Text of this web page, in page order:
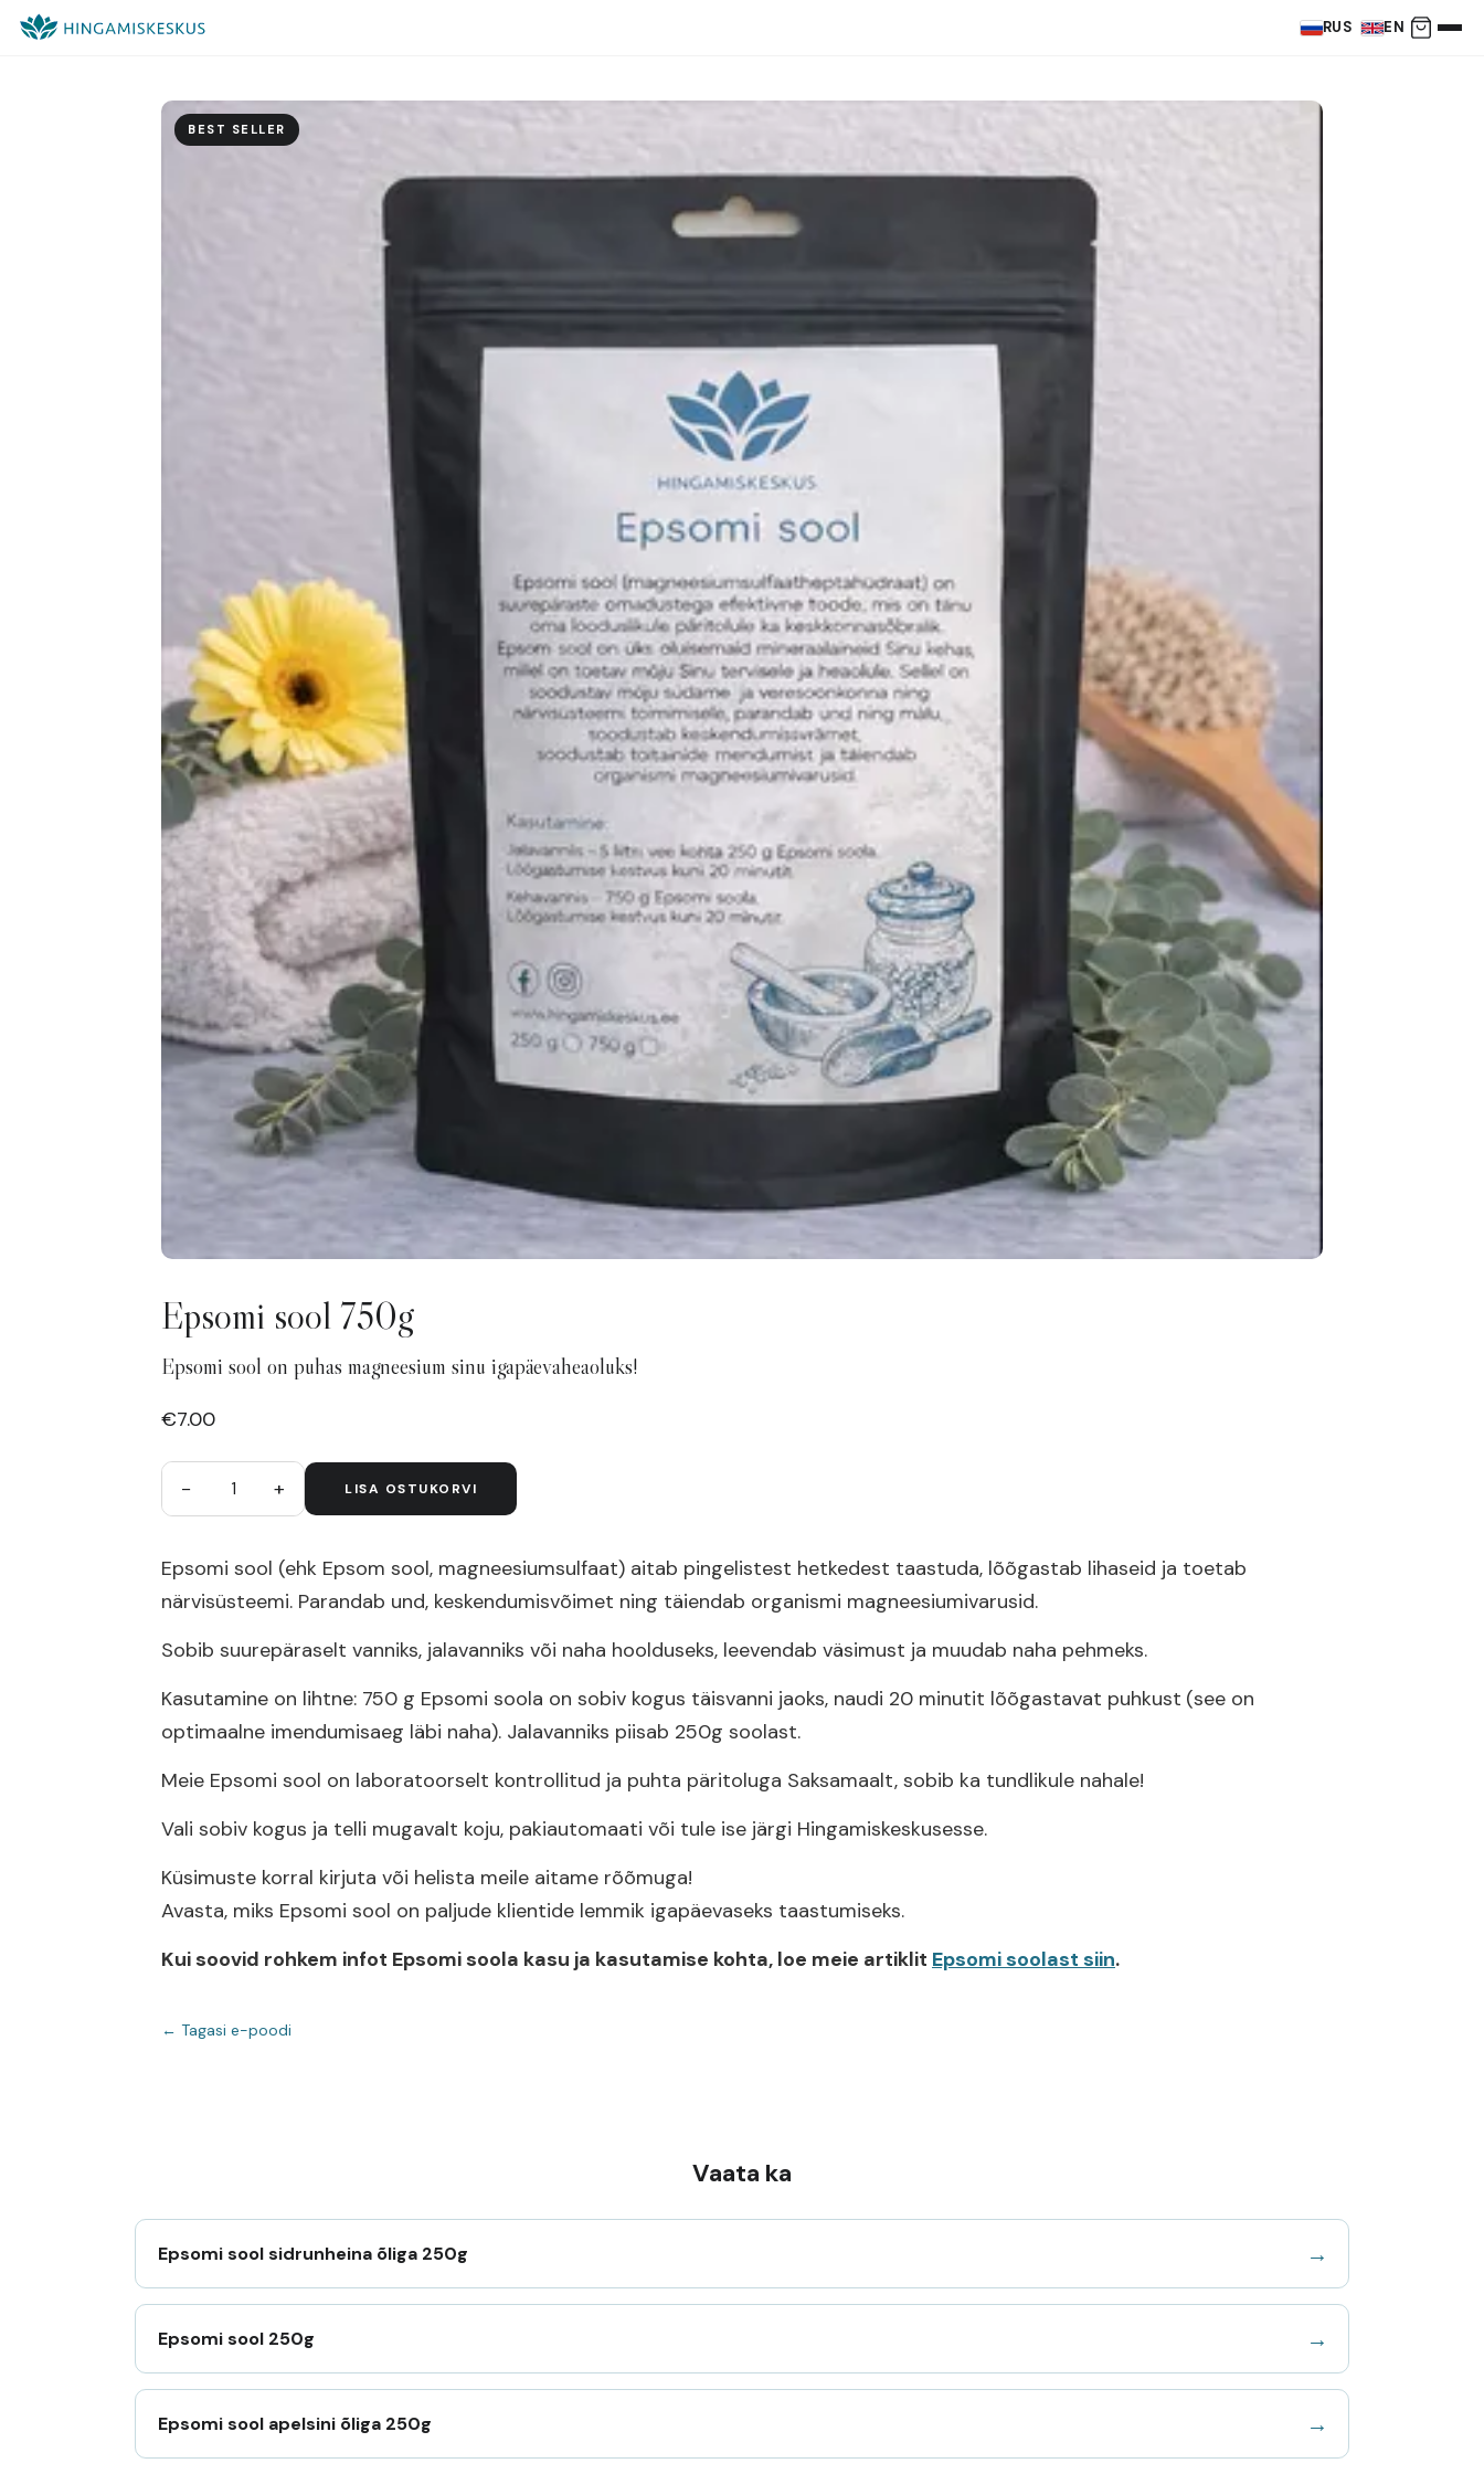
RUS EN
BEST SELLER
Epsomi sool 750g
Epsomi sool on puhas magneesium sinu igapäevaheaoluks!
€7.00
− 1 + LISA OSTUKORVI
Epsomi sool (ehk Epsom sool, magneesiumsulfaat) aitab pingelistest hetkedest taastuda, lõõgastab lihaseid ja toetab
närvisüsteemi. Parandab und, keskendumisvõimet ning täiendab organismi magneesiumivarusid.
Sobib suurepäraselt vanniks, jalavanniks või naha hoolduseks, leevendab väsimust ja muudab naha pehmeks.
Kasutamine on lihtne: 750 g Epsomi soola on sobiv kogus täisvanni jaoks, naudi 20 minutit lõõgastavat puhkust (see on
optimaalne imendumisaeg läbi naha). Jalavanniks piisab 250g soolast.
Meie Epsomi sool on laboratoorselt kontrollitud ja puhta päritoluga Saksamaalt, sobib ka tundlikule nahale!
Vali sobiv kogus ja telli mugavalt koju, pakiautomaati või tule ise järgi Hingamiskeskusesse.
Küsimuste korral kirjuta või helista meile aitame rõõmuga!
Avasta, miks Epsomi sool on paljude klientide lemmik igapäevaseks taastumiseks.
Kui soovid rohkem infot Epsomi soola kasu ja kasutamise kohta, loe meie artiklit Epsomi soolast siin.
← Tagasi e-poodi
Vaata ka
Epsomi sool sidrunheina õliga 250g →
Epsomi sool 250g →
Epsomi sool apelsini õliga 250g →